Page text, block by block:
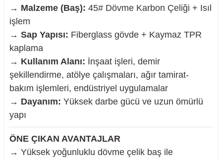
ve Lehim Teli
→ Malzeme (Baş): 45# Dövme Karbon Çeliği + Isıl
işlem
→ Sap Yapısı: Fiberglass gövde + Kaymaz TPR
kaplama
→ Kullanım Alanı: İnşaat işleri, demir
şekillendirme, atölye çalışmaları, ağır tamirat-
bakım işlemleri, endüstriyel uygulamalar
→ Dayanım: Yüksek darbe gücü ve uzun ömürlü
yapı
ÖNE ÇIKAN AVANTAJLAR
→ Yüksek yoğunluklu dövme çelik baş ile